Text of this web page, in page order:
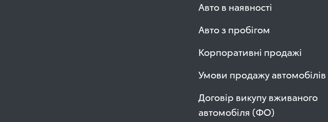
Авто в наявності
Авто з пробігом
Корпоративні продажі
Умови продажу автомобілів
Договір викупу вживаного
автомобіля (ФО)